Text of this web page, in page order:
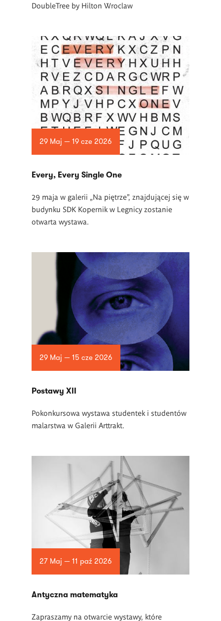
DoubleTree by Hilton Wroclaw
29 Maj — 19 cze 2026
Every, Every Single One
29 maja w galerii „Na piętrze”, znajdującej się w
budynku SDK Kopernik w Legnicy zostanie
otwarta wystawa.
29 Maj — 15 cze 2026
Postawy XII
Pokonkursowa wystawa studentek i studentów
malarstwa w Galerii Arttrakt.
27 Maj — 11 paź 2026
Antyczna matematyka
Zapraszamy na otwarcie wystawy, które